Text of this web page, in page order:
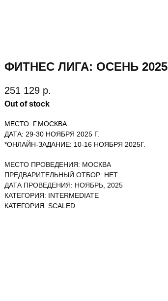
ФИТНЕС ЛИГА: ОСЕНЬ 2025
251 129 р.
Out of stock
МЕСТО: Г.МОСКВА
ДАТА: 29-30 НОЯБРЯ 2025 Г.
*ОНЛАЙН-ЗАДАНИЕ: 10-16 НОЯБРЯ 2025Г.
МЕСТО ПРОВЕДЕНИЯ: МОСКВА
ПРЕДВАРИТЕЛЬНЫЙ ОТБОР: НЕТ
ДАТА ПРОВЕДЕНИЯ: НОЯБРЬ, 2025
КАТЕГОРИЯ: INTERMEDIATE
КАТЕГОРИЯ: SCALED